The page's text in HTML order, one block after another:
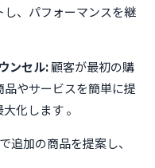
、パフォーマンスを継
ンセル:顧客が最初の購
やサービスを簡単に提
化します 。
追加の商品を提案し、